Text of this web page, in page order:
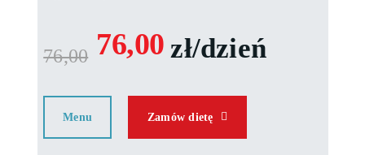
76,00 76,00 zł/dzień
Menu Zamów dietę